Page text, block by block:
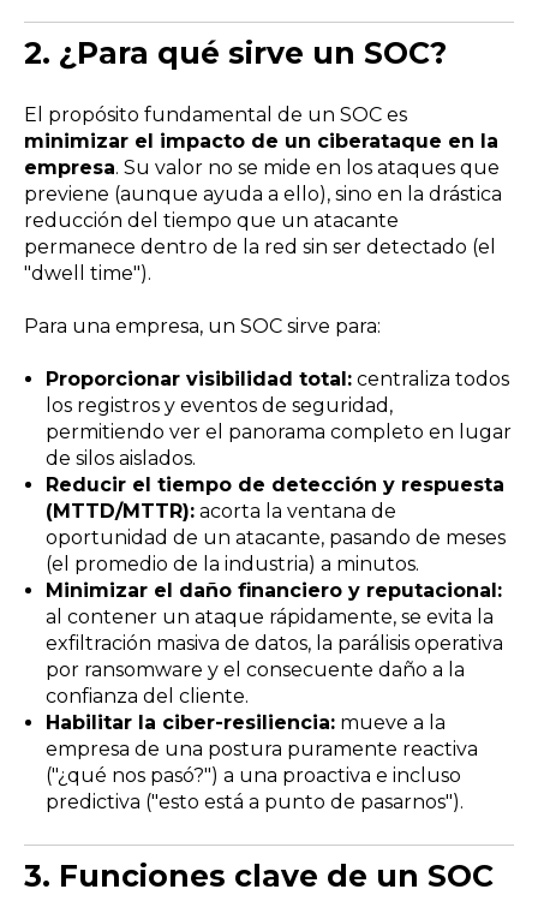
2. ¿Para qué sirve un SOC?
El propósito fundamental de un SOC es
minimizar el impacto de un ciberataque en la
empresa. Su valor no se mide en los ataques que
previene (aunque ayuda a ello), sino en la drástica
reducción del tiempo que un atacante
permanece dentro de la red sin ser detectado (el
"dwell time").
Para una empresa, un SOC sirve para:
Proporcionar visibilidad total:centraliza todos
los registros y eventos de seguridad,
permitiendo ver el panorama completo en lugar
de silos aislados.
Reducir el tiempo de detección y respuesta
(MTTD/MTTR):acorta la ventana de
oportunidad de un atacante, pasando de meses
(el promedio de la industria) a minutos.
Minimizar el daño financiero y reputacional:
al contener un ataque rápidamente, se evita la
exfiltración masiva de datos, la parálisis operativa
por ransomware y el consecuente daño a la
confianza del cliente.
Habilitar la ciber-resiliencia:mueve a la
empresa de una postura puramente reactiva
("¿qué nos pasó?") a una proactiva e incluso
predictiva ("esto está a punto de pasarnos").
3. Funciones clave de un SOC